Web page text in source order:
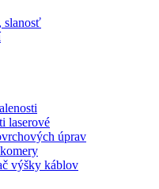
slanosť
laserové
úprav
výšky káblov